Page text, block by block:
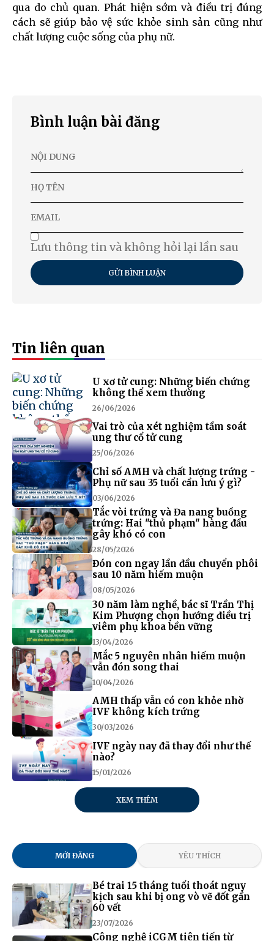
qua do chủ quan. Phát hiện sớm và điều trị đúng
cách sẽ giúp bảo vệ sức khỏe sinh sản cũng như
chất lượng cuộc sống của phụ nữ.
Bình luận bài đăng
Lưu thông tin và không hỏi lại lần sau
GỬI BÌNH LUẬN
Tin liên quan
U xơ tử cung: Những biến chứng
không thể xem thường
26/06/2026
Vai trò của xét nghiệm tầm soát
ung thư cổ tử cung
25/06/2026
Chỉ số AMH và chất lượng trứng -
Phụ nữ sau 35 tuổi cần lưu ý gì?
03/06/2026
Tắc vòi trứng và Đa nang buồng
trứng: Hai "thủ phạm" hàng đầu
gây khó có con
28/05/2026
Đón con ngay lần đầu chuyển phôi
sau 10 năm hiếm muộn
08/05/2026
30 năm làm nghề, bác sĩ Trần Thị
Kim Phượng chọn hướng điều trị
viêm phụ khoa bền vững
13/04/2026
Mắc 5 nguyên nhân hiếm muộn
vẫn đón song thai
10/04/2026
AMH thấp vẫn có con khỏe nhờ
IVF không kích trứng
30/03/2026
IVF ngày nay đã thay đổi như thế
nào?
15/01/2026
XEM THÊM
MỚI ĐĂNG YÊU THÍCH
Bé trai 15 tháng tuổi thoát nguy
kịch sau khi bị ong vò vẽ đốt gần
60 vết
23/07/2026
Công nghệ iCGM tiên tiến từ